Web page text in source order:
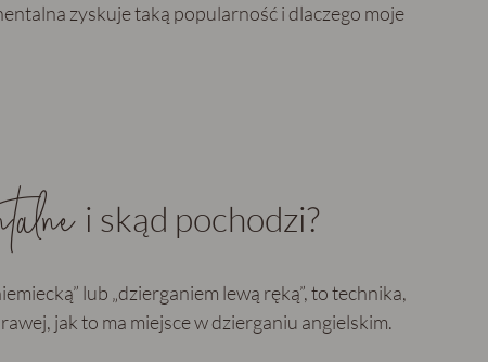
zyskuje taką popularność i dlaczego moje
i skąd pochodzi?
lub „dzierganiem lewą ręką”, to technika,
jak to ma miejsce w dzierganiu angielskim.